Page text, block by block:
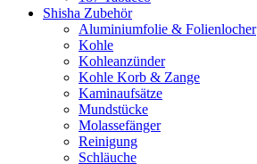
Shisha Zubehör
Aluminiumfolie & Folienlocher
Kohle
Kohleanzünder
Kohle Korb & Zange
Kaminaufsätze
Mundstücke
Molassefänger
Reinigung
Schläuche